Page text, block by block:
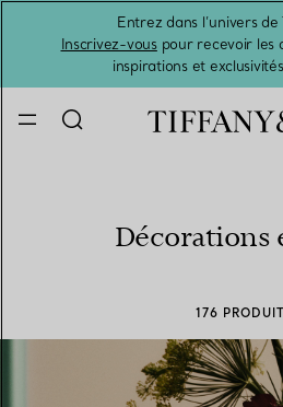
Entrez dans l’univers
Inscrivez-vouspour recevoir les
inspirations et
Décorations
176